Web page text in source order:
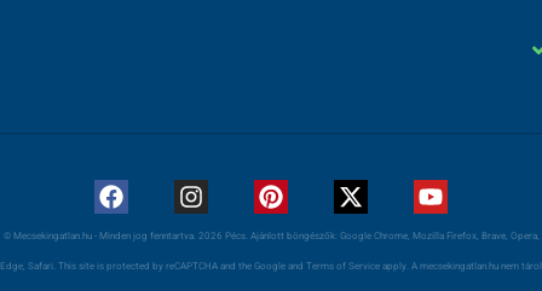
© Mecsekingatlan.hu - Minden jog fenntartva. 2026 Pécs. Ajánlott böngészők: Google Chrome, Mozilla Firefox, Brave, Opera,
Edge, Safari. This site is protected by reCAPTCHA and the Google and Terms of Service apply. A mecsekingatlan.hu nem tárol